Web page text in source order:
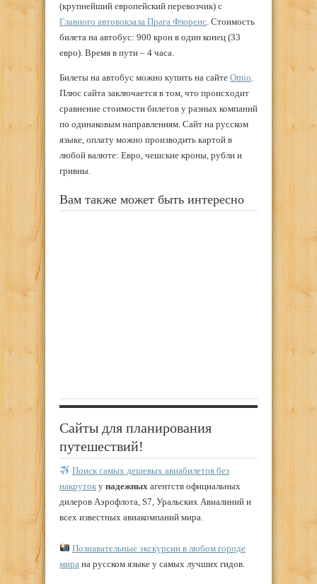
(крупнейший европейский перевозчик) с
Главного автовокзала Прага Флоренс. Стоимость
билета на автобус: 900 крон в один конец (33
евро). Время в пути – 4 часа.
Билеты на автобус можно купить на сайте Omio.
Плюс сайта заключается в том, что происходит
сравнение стоимости билетов у разных компаний
по одинаковым направлениям. Сайт на русском
языке, оплату можно производить картой в
любой валюте: Евро, чешские кроны, рубли и
гривны.
Вам также может быть интересно
Сайты для планирования
путешествий!
Поиск самых дешевых авиабилетов без
накруток у надежных агентств официальных
дилеров Аэрофлота, S7, Уральских Авиалиний и
всех известных авиакомпаний мира.
Познавательные экскурсии в любом городе
мира на русском языке у самых лучших гидов.